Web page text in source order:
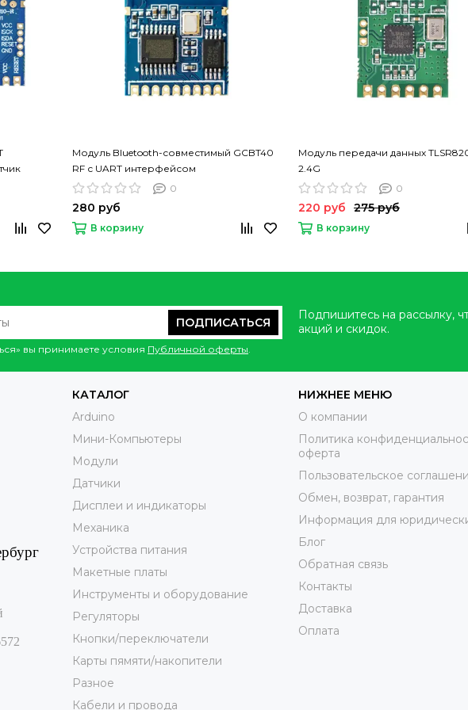
Модуль Bluetooth-совместимый GCBT40
RF с UART интерфейсом
0
280 руб
В корзину
Модуль передачи данных
2.4G
0
220 руб 275 руб
В корзину
ПОДПИСАТЬСЯ
вы принимаете условия Публичной оферты.
Подпишитесь на рассылку,
акций и скидок.
КАТАЛОГ
Arduino
Мини-Компьютеры
Модули
Датчики
Дисплеи и индикаторы
Механика
Устройства питания
Макетные платы
Инструменты и оборудование
Регуляторы
Кнопки/переключатели
Карты пямяти/накопители
Разное
Кабели и провода
НИЖНЕЕ МЕНЮ
О компании
Политика
оферта
Пользовательское
Обмен, возврат, гарантия
Информация для
Блог
Обратная связь
Контакты
Доставка
Оплата